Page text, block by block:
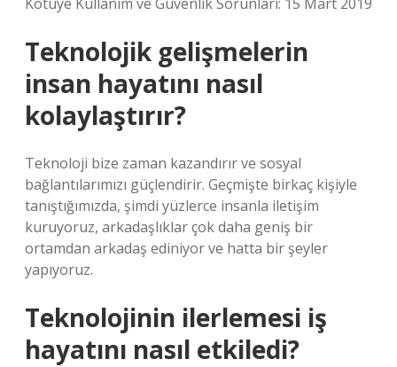
Teknolojik gelişmelerin
insan hayatını nasıl
kolaylaştırır?
Teknoloji bize zaman kazandırır ve sosyal
bağlantılarımızı güçlendirir. Geçmişte birkaç kişiyle
tanıştığımızda, şimdi yüzlerce insanla iletişim
kuruyoruz, arkadaşlıklar çok daha geniş bir
ortamdan arkadaş ediniyor ve hatta bir şeyler
yapıyoruz.
Teknolojinin ilerlemesi iş
hayatını nasıl etkiledi?